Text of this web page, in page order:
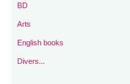
BD
Arts
English books
Divers...